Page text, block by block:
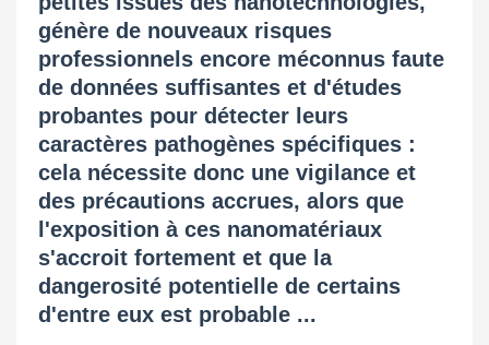
génère de nouveaux risques
professionnels encore méconnus faute
de données suffisantes et d'études
probantes pour détecter leurs
caractères pathogènes spécifiques :
cela nécessite donc une vigilance et
des précautions accrues, alors que
l'exposition à ces nanomatériaux
s'accroit fortement et que la
dangerosité potentielle de certains
d'entre eux est probable ...